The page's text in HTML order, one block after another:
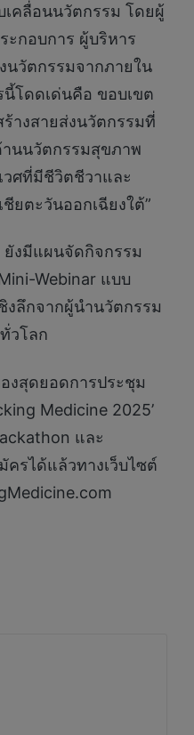
คลื่อนนวัตกรรม โดยผู้
ะกอบการ ผู้บริหาร
นวัตกรรมจากภายใน
นี้โดดเด่นคือ ขอบเขต
างสายส่งนวัตกรรมที่
นนวัตกรรมสุขภาพ
วศที่มีชีวิตชีวาและ
ยตะวันออกเฉียงใต้”
ยังมีแผนจัดกิจกรรม
Webinar แบบ
งลึกจากผู้นำนวัตกรรม
วโลก
งสุดยอดการประชุม
Medicine 2025’
และ
ครได้แล้วทางเว็บไซต์